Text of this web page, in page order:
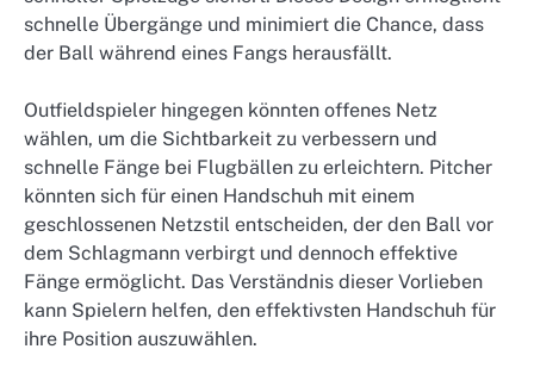
schnelle Übergänge und minimiert die Chance, dass
der Ball während eines Fangs herausfällt.
Outfieldspieler hingegen könnten offenes Netz
wählen, um die Sichtbarkeit zu verbessern und
schnelle Fänge bei Flugbällen zu erleichtern. Pitcher
könnten sich für einen Handschuh mit einem
geschlossenen Netzstil entscheiden, der den Ball vor
dem Schlagmann verbirgt und dennoch effektive
Fänge ermöglicht. Das Verständnis dieser Vorlieben
kann Spielern helfen, den effektivsten Handschuh für
ihre Position auszuwählen.